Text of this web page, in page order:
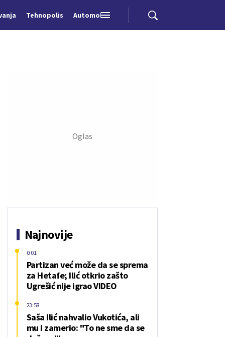
Tehnopolis Automobili
Najnovije
Partizan već može da se sprema
za Hetafe; Ilić otkrio zašto
Ugrešić nije igrao VIDEO
0:01
Saša Ilić nahvalio Vukotića, ali
mu i zamerio: "To ne sme da se
23:58